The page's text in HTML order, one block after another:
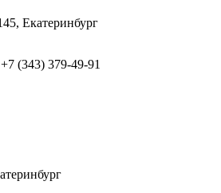
Екатеринбург
(343) 379-49-91